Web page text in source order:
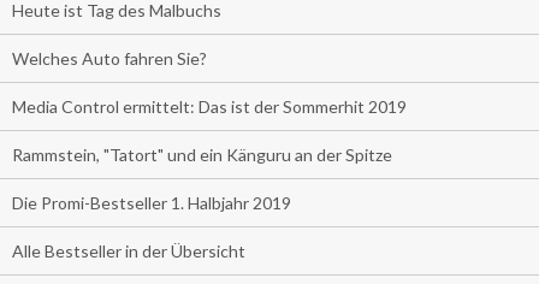
Heute ist Tag des Malbuchs
Welches Auto fahren Sie?
Media Control ermittelt: Das ist der Sommerhit 2019
Rammstein, "Tatort" und ein Känguru an der Spitze
Die Promi-Bestseller 1. Halbjahr 2019
Alle Bestseller in der Übersicht